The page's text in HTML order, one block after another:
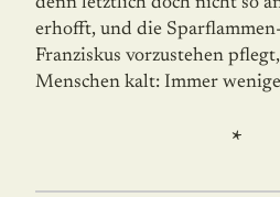
erhofft, und die
Franziskus vorzustehen
Menschen kalt: Immer
*